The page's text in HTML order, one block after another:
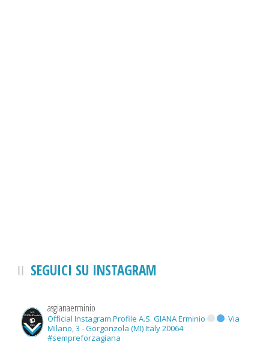
SEGUICI SU INSTAGRAM
asgianaerminio
Official Instagram Profile A.S. GIANA Erminio
Via
Milano, 3 - Gorgonzola (MI) Italy 20064
#sempreforzagiana